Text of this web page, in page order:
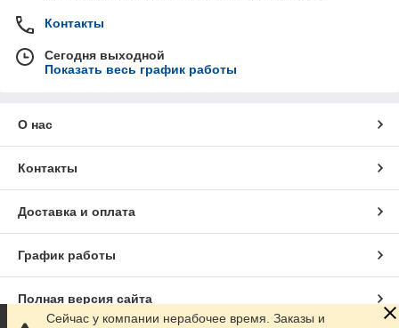
Купить электротехническое
оборудование в Алматы по
доступной цене
менеджеры готовы помочь в выборе
электротоваров и оборудования
Энергетическое электротехническое
многих промышленных и
производственных предприятиях, а
также объектах в сфере энергетики.
Своим заказчикам мы предлагаем
востребованные товары.
Контакты
Сегодня выходной
Показать весь график работы
О нас
Контакты
Доставка и оплата
График работы
Полная версия сайта
Сейчас у компании нерабочее время. Заказы и